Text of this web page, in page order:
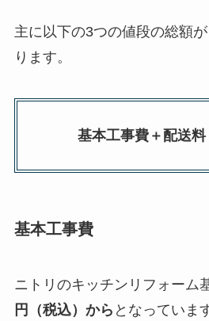
主に以下の3つの値段の総額
ります。
基本工事費＋配送
基本工事費
ニトリのキッチンリフォーム
円（税込）から となっていま